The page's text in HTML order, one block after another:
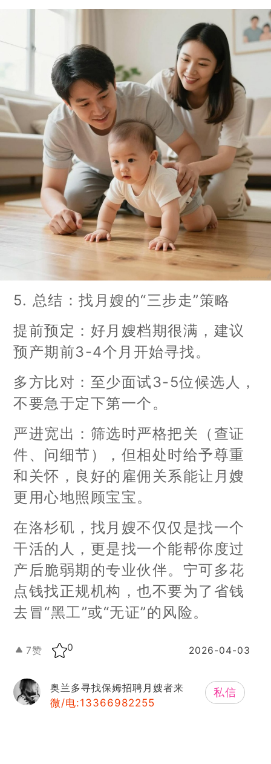
5. 总结：找月嫂的“三步走”策略
提前预定：好月嫂档期很满，建议
预产期前3-4个月开始寻找。
多方比对：至少面试3-5位候选人，
不要急于定下第一个。
严进宽出：筛选时严格把关（查证
件、问细节），但相处时给予尊重
和关怀，良好的雇佣关系能让月嫂
更用心地照顾宝宝。
在洛杉矶，找月嫂不仅仅是找一个
干活的人，更是找一个能帮你度过
产后脆弱期的专业伙伴。宁可多花
点钱找正规机构，也不要为了省钱
去冒“黑工”或“无证”的风险。
7赞 0 2026-04-03
奥兰多寻找保姆招聘月嫂者来
微/电:13366982255
私信